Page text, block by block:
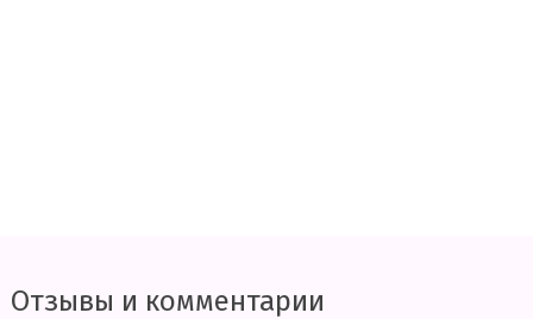
Отзывы и комментарии